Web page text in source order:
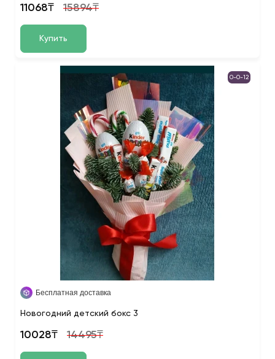
11068₸ 15894₸
Купить
0-0-12
Бесплатная доставка
Новогодний детский бокс 3
10028₸ 14495₸